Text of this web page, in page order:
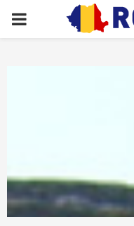
PRIMARY